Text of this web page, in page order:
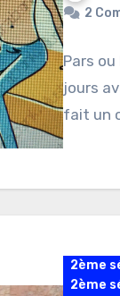
2
Pars ou
jours
fait un
2ème
2ème